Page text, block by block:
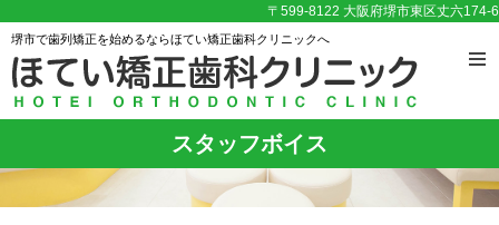
〒599-8122 大阪府堺市東区丈六174-6
堺市で歯列矯正を始めるならほてい矯正歯科クリニックへ
スタッフボイス